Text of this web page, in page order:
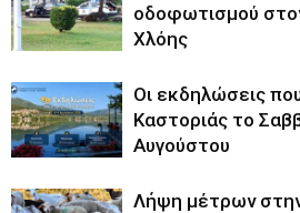
οδοφωτισμού
Χλόης
Οι εκδηλώσεις
Καστοριάς το
Αυγούστου
Λήψη μέτρων